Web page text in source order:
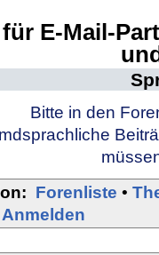
E-Mail-
Bitte in den
Forenliste •
Anmelden